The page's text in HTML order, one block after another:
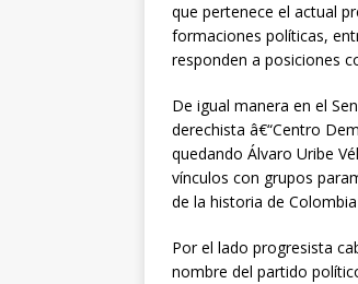
que pertenece el actual
formaciones políticas,
responden a posiciones
De igual manera en el
derechista â€“Centro
quedando Álvaro Uribe
vínculos con grupos
de la historia de
Por el lado progresista
nombre del partido